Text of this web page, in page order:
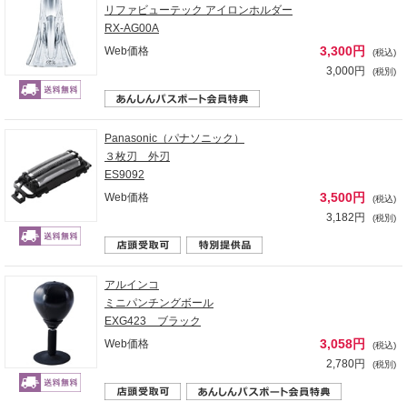
リファビューテック アイロンホルダー
RX-AG00A
Web価格
3,300円 (税込)
3,000円 (税別)
Panasonic（パナソニック）
３枚刃 外刃
ES9092
Web価格
3,500円 (税込)
3,182円 (税別)
アルインコ
ミニパンチングボール
EXG423 ブラック
Web価格
3,058円 (税込)
2,780円 (税別)